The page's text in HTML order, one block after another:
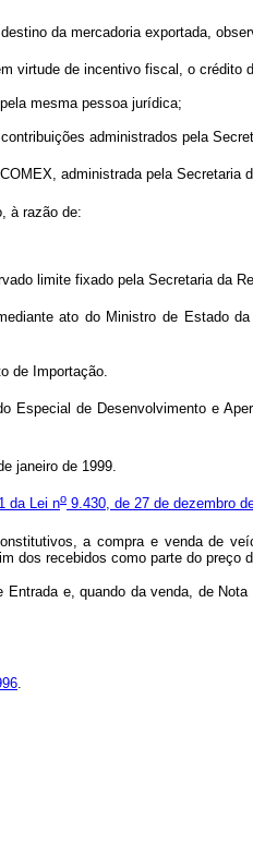
da mercadoria exportada,
virtude de incentivo fiscal, o crédito
mesma pessoa jurídica;
administrados pela
administrada pela Secretaria
à razão de:
limite fixado pela Secretaria da
ato do Ministro de Estado
de Importação.
de Desenvolvimento e
janeiro de 1999.
da Lei no 9.430, de 27 de dezembro
a compra e venda de
dos recebidos como parte do preço
e, quando da venda, de